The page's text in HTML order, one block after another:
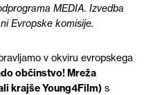
MEDIA. Izvedba
Evropske komisije.
v okviru evropskega
občinstvo! Mreža
krajše Young4Film) s